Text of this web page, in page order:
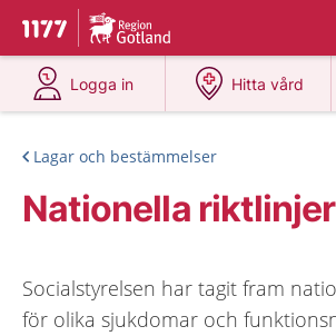
Till startsidan för 1177
Du har valt region
Logga in
på 1177.se
Hitta vård
på 1177.se
Lagar och bestämmelser
Nationella riktlinjer
Socialstyrelsen har tagit fram
för olika sjukdomar och